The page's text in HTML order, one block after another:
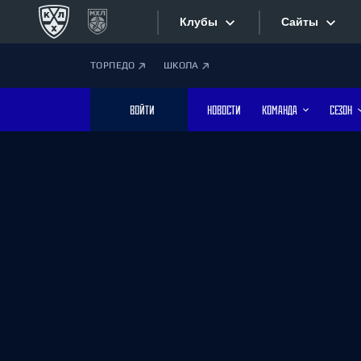
Клубы
Дивизион Боброва
Лада
Сайты
ТОРПЕДО ШКОЛА
ВОЙТИ НОВОСТИ КОМАНДА СЕЗОН